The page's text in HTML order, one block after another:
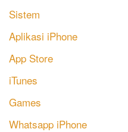
Sistem
Aplikasi iPhone
App Store
iTunes
Games
Whatsapp iPhone